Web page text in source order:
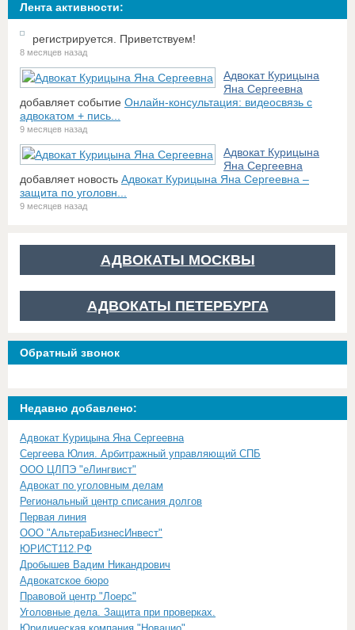
Лента активности:
регистрируется. Приветствуем!
8 месяцев назад
Адвокат Курицына
Яна Сергеевна
добавляет событие Онлайн-консультация: видеосвязь с
адвокатом + пись...
9 месяцев назад
Адвокат Курицына
Яна Сергеевна
добавляет новость Адвокат Курицына Яна Сергеевна –
защита по уголовн...
9 месяцев назад
АДВОКАТЫ МОСКВЫ
АДВОКАТЫ ПЕТЕРБУРГА
Обратный звонок
Недавно добавлено:
Адвокат Курицына Яна Сергеевна
Сергеева Юлия. Арбитражный управляющий СПБ
ООО ЦЛПЭ "еЛингвист"
Адвокат по уголовным делам
Региональный центр списания долгов
Первая линия
ООО "АльтераБизнесИнвест"
ЮРИСТ112.РФ
Дробышев Вадим Никандрович
Адвокатское бюро
Правовой центр "Лоерс"
Уголовные дела. Защита при проверках.